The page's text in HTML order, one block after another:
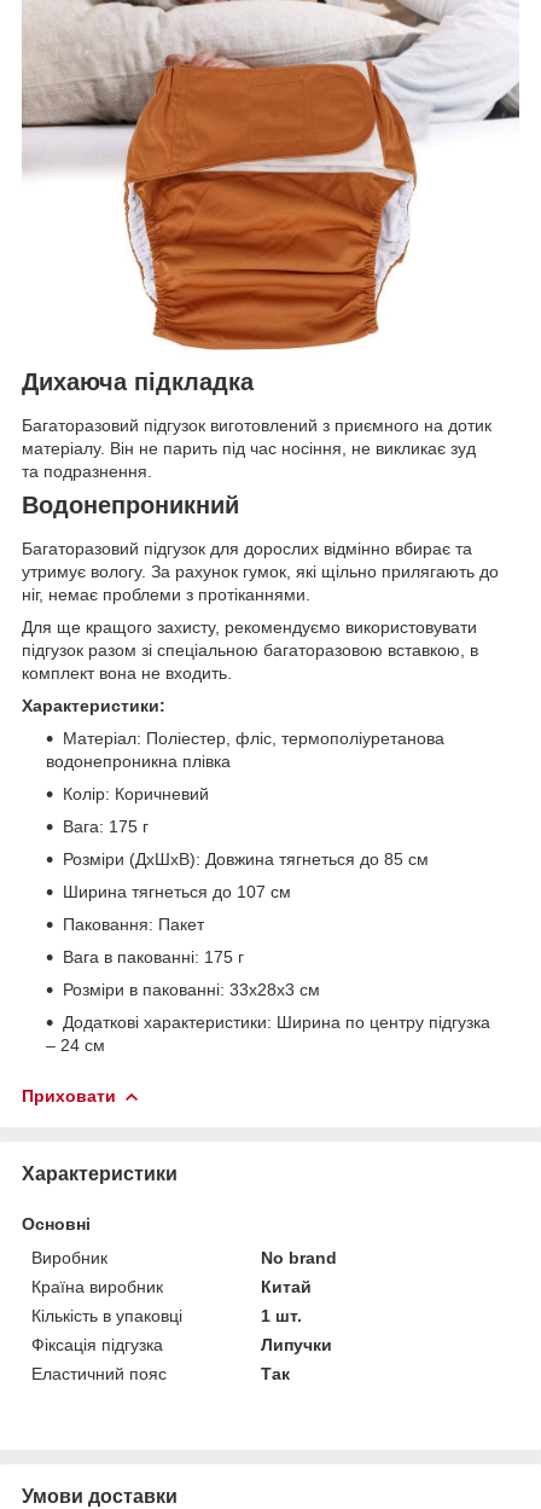
Дихаюча підкладка
Багаторазовий підгузок виготовлений з приємного на дотик
матеріалу. Він не парить під час носіння, не викликає зуд
та подразнення.
Водонепроникний
Багаторазовий підгузок для дорослих відмінно вбирає та
утримує вологу. За рахунок гумок, які щільно прилягають до
ніг, немає проблеми з протіканнями.
Для ще кращого захисту, рекомендуємо використовувати
підгузок разом зі спеціальною багаторазовою вставкою, в
комплект вона не входить.
Характеристики:
Матеріал: Поліестер, фліс, термополіуретанова
водонепроникна плівка
Колір: Коричневий
Вага: 175 г
Розміри (ДхШхВ): Довжина тягнеться до 85 см
Ширина тягнеться до 107 см
Паковання: Пакет
Вага в пакованні: 175 г
Розміри в пакованні: 33х28х3 см
Додаткові характеристики: Ширина по центру підгузка
– 24 см
Приховати
Характеристики
Основні
Виробник
No brand
Країна виробник
Китай
Кількість в упаковці
1 шт.
Фіксація підгузка
Липучки
Еластичний пояс
Так
Умови доставки